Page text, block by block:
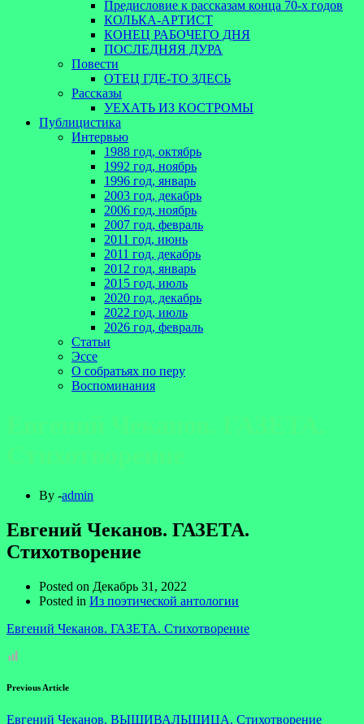
Предисловие к рассказам конца 70-х годов
КОЛЬКА-АРТИСТ
КОНЕЦ РАБОЧЕГО ДНЯ
ПОСЛЕДНЯЯ ДУРА
Повести
ОТЕЦ ГДЕ-ТО ЗДЕСЬ
Рассказы
УЕХАТЬ ИЗ КОСТРОМЫ
Публицистика
Интервью
1988 год, октябрь
1992 год, ноябрь
1996 год, январь
2003 год, декабрь
2006 год, ноябрь
2007 год, февраль
2011 год, июнь
2011 год, декабрь
2012 год, январь
2015 год, июль
2020 год, декабрь
2022 год, июль
2026 год, февраль
Статьи
Эссе
О собратьях по перу
Воспоминания
By -admin
Евгений Чеканов. ГАЗЕТА.
Стихотворение
Posted on Декабрь 31, 2022
Posted in Из поэтической антологии
Евгений Чеканов. ГАЗЕТА. Стихотворение
Previous Article
Евгений Чеканов. ВЫШИВАЛЬЩИЦА. Стихотворение